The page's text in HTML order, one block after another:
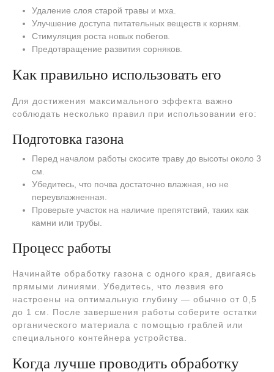
Удаление слоя старой травы и мха.
Улучшение доступа питательных веществ к корням.
Стимуляция роста новых побегов.
Предотвращение развития сорняков.
Как правильно использовать его
Для достижения максимального эффекта важно
соблюдать несколько правил при использовании его:
Подготовка газона
Перед началом работы скосите траву до высоты около 3
см.
Убедитесь, что почва достаточно влажная, но не
переувлажненная.
Проверьте участок на наличие препятствий, таких как
камни или трубы.
Процесс работы
Начинайте обработку газона с одного края, двигаясь
прямыми линиями. Убедитесь, что лезвия его
настроены на оптимальную глубину — обычно от 0,5
до 1 см. После завершения работы соберите остатки
органического материала с помощью граблей или
специального контейнера устройства.
Когда лучше проводить обработку